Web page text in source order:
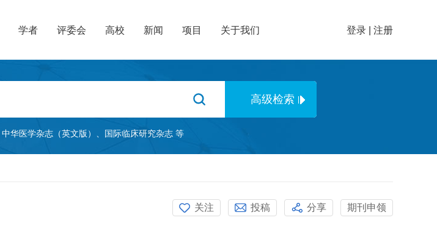
学者 评委会 高校 新闻 项目 关于我们 登录 注册
中华医学杂志（英文版） 国际临床研究杂志 等
关注 投稿 分享 期刊申领